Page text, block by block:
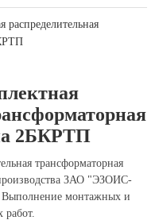
распределительная
2БКРТП
трансформаторная
ЗАО "ЭЗОИС-
Выполнение монтажных и
работ.